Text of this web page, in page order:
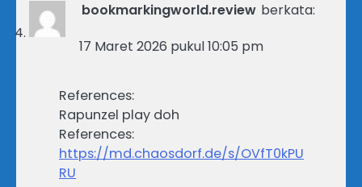
bookmarkingworld.review berkata:
17 Maret 2026 pukul 10:05 pm
References:
Rapunzel play doh
References:
https://md.chaosdorf.de/s/OVfT0kPU
RU